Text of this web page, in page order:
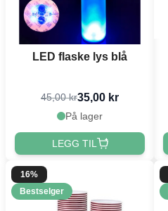
LED flaske lys blå
45,00 kr35,00 kr
På lager
LEGG TIL
16%
Bestselger